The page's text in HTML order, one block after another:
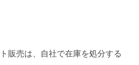
販売は、自社で在庫を処分する